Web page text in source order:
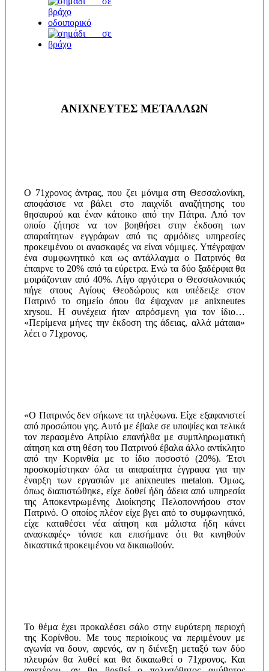
ΑΝΙΧΝΕΥΤΕΣ ΜΕΤΑΛΛΩΝ
Ο 71χρονος άντρας, που ζει μόνιμα στη Θεσσαλονίκη,
αποφάσισε να βάλει στο παιχνίδι αναζήτησης του
θησαυρού και έναν κάτοικο από την Πάτρα. Από τον
οποίο ζήτησε να τον βοηθήσει στην έκδοση των
απαραίτητων εγγράφων από τις αρμόδιες υπηρεσίες
προκειμένου οι ανασκαφές να είναι νόμιμες. Υπέγραψαν
ένα συμφωνητικό και ως αντάλλαγμα ο Πατρινός θα
έπαιρνε το 20% από τα εύρετρα. Ενώ τα δύο ξαδέρφια θα
μοιράζονταν από 40%. Λίγο αργότερα ο Θεσσαλονικιός
πήγε στους Αγίους Θεοδώρους και υπέδειξε στον
Πατρινό το σημείο όπου θα έψαχναν με anixneutes
xrysou. Η συνέχεια ήταν απρόσμενη για τον ίδιο…
«Περίμενα μήνες την έκδοση της άδειας, αλλά μάταια»
λέει ο 71χρονος.
«Ο Πατρινός δεν σήκωνε τα τηλέφωνα. Είχε εξαφανιστεί
από προσώπου γης. Αυτό με έβαλε σε υποψίες και τελικά
τον περασμένο Απρίλιο επανήλθα με συμπληρωματική
αίτηση και στη θέση του Πατρινού έβαλα άλλο αντίκλητο
από την Κορινθία με το ίδιο ποσοστό (20%). Έτσι
προσκομίστηκαν όλα τα απαραίτητα έγγραφα για την
έναρξη των εργασιών με anixneutes metalon. Όμως,
όπως διαπιστώθηκε, είχε δοθεί ήδη άδεια από υπηρεσία
της Αποκεντρωμένης Διοίκησης Πελοποννήσου στον
Πατρινό. Ο οποίος πλέον είχε βγει από το συμφωνητικό,
είχε καταθέσει νέα αίτηση και μάλιστα ήδη κάνει
ανασκαφές» τόνισε και επισήμανε ότι θα κινηθούν
δικαστικά προκειμένου να δικαιωθούν.
Το θέμα έχει προκαλέσει σάλο στην ευρύτερη περιοχή
της Κορίνθου. Με τους περιοίκους να περιμένουν με
αγωνία να δουν, αφενός, αν η διένεξη μεταξύ των δύο
πλευρών θα λυθεί και θα δικαιωθεί ο 71χρονος. Και